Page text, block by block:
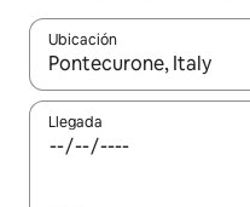
Ubicación
Cuando los resultados
Llegada